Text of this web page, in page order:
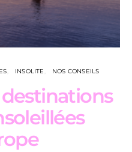
INSOLITE NOS CONSEILS